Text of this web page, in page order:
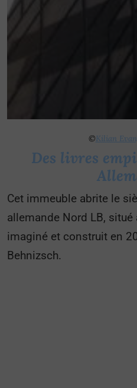
©Kilian
Des livres
Cet immeuble abrite le
allemande Nord LB, situé
imaginé et construit en
Behnizsch.